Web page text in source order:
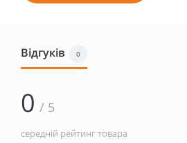
Відгуків 0
0 / 5
середній рейтинг товара